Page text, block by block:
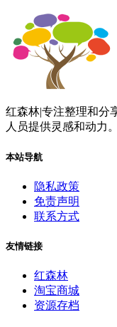
红森林|专注整理和分
人员提供灵感和动力。
本站导航
隐私政策
免责声明
联系方式
友情链接
红森林
淘宝商城
资源存档